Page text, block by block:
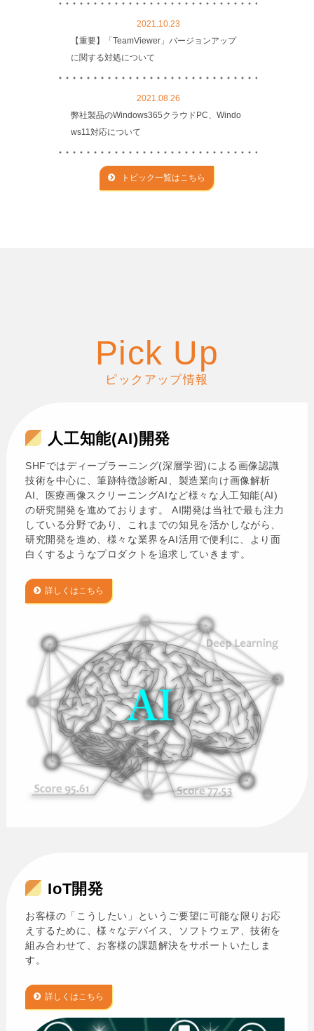
2021.10.23
【重要】「TeamViewer」バージョンアップ
に関する対処について
2021.08.26
弊社製品のWindows365クラウドPC、Windo
ws11対応について
トピック一覧はこちら
Pick Up
ピックアップ情報
人工知能(AI)開発
SHFではディープラーニング(深層学習)による画像認識
技術を中心に、筆跡特徴診断AI、製造業向け画像解析
AI、医療画像スクリーニングAIなど様々な人工知能(AI)
の研究開発を進めております。 AI開発は当社で最も注力
している分野であり、これまでの知見を活かしながら、
研究開発を進め、様々な業界をAI活用で便利に、より面
白くするようなプロダクトを追求していきます。
詳しくはこちら
IoT開発
お客様の「こうしたい」というご要望に可能な限りお応
えするために、様々なデバイス、ソフトウェア、技術を
組み合わせて、お客様の課題解決をサポートいたしま
す。
詳しくはこちら